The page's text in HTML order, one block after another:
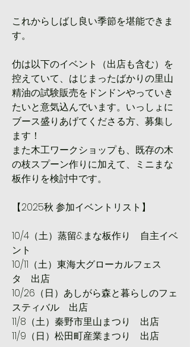
これからしばし良い季節を堪能できま
す。
仂は以下のイベント（出店も含む）を
控えていて、はじまったばかりの里山
精油の試験販売をドンドンやっていき
たいと意気込んでいます。いっしょに
ブース盛りあげてくださる方、募集し
ます！
また木工ワークショップも、既存の木
の枝スプーン作りに加えて、ミニまな
板作りを検討中です。
【2025秋 参加イベントリスト】
10/4（土）蒸留&まな板作り　自主イベ
ント
10/11（土）東海大グローカルフェス
タ　出店
10/26（日）あしがら森と暮らしのフェ
スティバル　出店
11/8（土）秦野市里山まつり　出店
11/9（日）松田町産業まつり　出店